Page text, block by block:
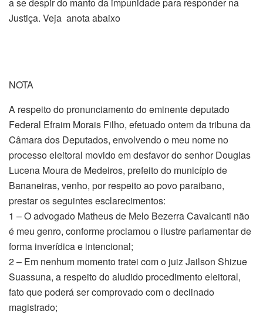
a se despir do manto da impunidade para responder na
Justiça. Veja anota abaixo
NOTA
A respeito do pronunciamento do eminente deputado
Federal Efraim Morais Filho, efetuado ontem da tribuna da
Câmara dos Deputados, envolvendo o meu nome no
processo eleitoral movido em desfavor do senhor Douglas
Lucena Moura de Medeiros, prefeito do município de
Bananeiras, venho, por respeito ao povo paraibano,
prestar os seguintes esclarecimentos:
1 – O advogado Matheus de Melo Bezerra Cavalcanti não
é meu genro, conforme proclamou o ilustre parlamentar de
forma inverídica e intencional;
2 – Em nenhum momento tratei com o juiz Jailson Shizue
Suassuna, a respeito do aludido procedimento eleitoral,
fato que poderá ser comprovado com o declinado
magistrado;